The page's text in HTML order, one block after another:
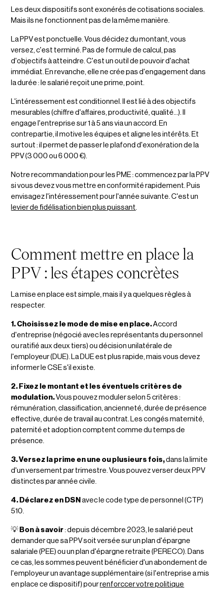
Les deux dispositifs sont exonérés de cotisations sociales.
Mais ils ne fonctionnent pas de la même manière.
La PPV est ponctuelle. Vous décidez du montant, vous
versez, c'est terminé. Pas de formule de calcul, pas
d'objectifs à atteindre. C'est un outil de pouvoir d'achat
immédiat. En revanche, elle ne crée pas d'engagement dans
la durée : le salarié reçoit une prime, point.
L'intéressement est conditionnel. Il est lié à des objectifs
mesurables (chiffre d'affaires, productivité, qualité…). Il
engage l'entreprise sur 1 à 5 ans via un accord. En
contrepartie, il motive les équipes et aligne les intérêts. Et
surtout : il permet de passer le plafond d'exonération de la
PPV (3 000 ou 6 000 €).
Notre recommandation pour les PME : commencez par la PPV
si vous devez vous mettre en conformité rapidement. Puis
envisagez l'intéressement pour l'année suivante. C'est un
levier de fidélisation bien plus puissant.
Comment mettre en place la
PPV : les étapes concrètes
La mise en place est simple, mais il y a quelques règles à
respecter.
1. Choisissez le mode de mise en place.Accord
d'entreprise (négocié avec les représentants du personnel
ou ratifié aux deux tiers) ou décision unilatérale de
l'employeur (DUE). La DUE est plus rapide, mais vous devez
informer le CSE s'il existe.
2. Fixez le montant et les éventuels critères de
modulation.Vous pouvez moduler selon 5 critères :
rémunération, classification, ancienneté, durée de présence
effective, durée de travail au contrat. Les congés maternité,
paternité et adoption comptent comme du temps de
présence.
3. Versez la prime en une ou plusieurs fois,dans la limite
d'un versement par trimestre. Vous pouvez verser deux PPV
distinctes par année civile.
4. Déclarez en DSN avec le code type de personnel (CTP)
510.
💡 Bon à savoir : depuis décembre 2023, le salarié peut
demander que sa PPV soit versée sur un plan d'épargne
salariale (PEE) ou un plan d'épargne retraite (PERECO). Dans
ce cas, les sommes peuvent bénéficier d'un abondement de
l'employeur un avantage supplémentaire (si l'entreprise a mis
en place ce dispositif) pourrenforccer votre politique